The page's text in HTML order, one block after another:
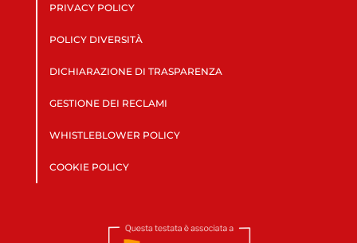
PRIVACY POLICY
POLICY DIVERSITÀ
DICHIARAZIONE DI TRASPARENZA
GESTIONE DEI RECLAMI
WHISTLEBLOWER POLICY
COOKIE POLICY